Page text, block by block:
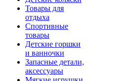
Товары для
отдыха
Спортивные
товары
Детские горшки
и ванночки
Запасные детали,
аксессуары